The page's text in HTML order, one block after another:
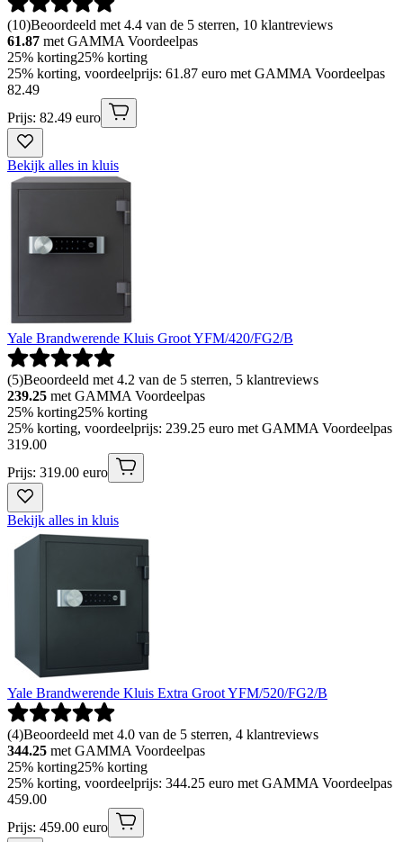
(10)Beoordeeld met 4.4 van de 5 sterren, 10 klantreviews
61.87 met GAMMA Voordeelpas
25% korting25% korting
25% korting, voordeelprijs: 61.87 euro met GAMMA Voordeelpas
82.49
Prijs: 82.49 euro
Bekijk alles in kluis
Yale Brandwerende Kluis Groot YFM/420/FG2/B
(5)Beoordeeld met 4.2 van de 5 sterren, 5 klantreviews
239.25 met GAMMA Voordeelpas
25% korting25% korting
25% korting, voordeelprijs: 239.25 euro met GAMMA Voordeelpas
319.00
Prijs: 319.00 euro
Bekijk alles in kluis
Yale Brandwerende Kluis Extra Groot YFM/520/FG2/B
(4)Beoordeeld met 4.0 van de 5 sterren, 4 klantreviews
344.25 met GAMMA Voordeelpas
25% korting25% korting
25% korting, voordeelprijs: 344.25 euro met GAMMA Voordeelpas
459.00
Prijs: 459.00 euro